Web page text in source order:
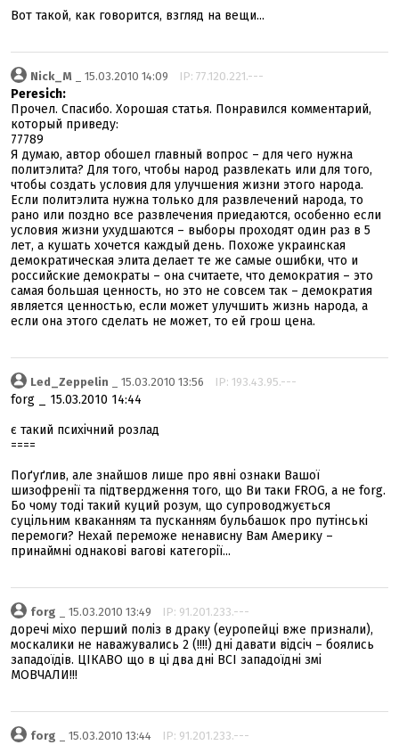
Вот такой, как говорится, взгляд на вещи...
Nick_M _ 15.03.2010 14:09 IP: 77.120.221.---
Peresich:
Прочел. Спасибо. Хорошая статья. Понравился комментарий,
который приведу:
77789
Я думаю, автор обошел главный вопрос – для чего нужна
политэлита? Для того, чтобы народ развлекать или для того,
чтобы создать условия для улучшения жизни этого народа.
Если политэлита нужна только для развлечений народа, то
рано или поздно все развлечения приедаются, особенно если
условия жизни ухудшаются – выборы проходят один раз в 5
лет, а кушать хочется каждый день. Похоже украинская
демократическая элита делает те же самые ошибки, что и
российские демократы – она считаете, что демократия – это
самая большая ценность, но это не совсем так – демократия
является ценностью, если может улучшить жизнь народа, а
если она этого сделать не может, то ей грош цена.
Led_Zeppelin _ 15.03.2010 13:56 IP: 193.43.95.---
forg _ 15.03.2010 14:44
є такий психічний розлад
====
Поґуґлив, але знайшов лише про явні ознаки Вашої
шизофренії та підтвердження того, що Ви таки FROG, а не forg.
Бо чому тоді такий куций розум, що супроводжується
суцільним кваканням та пусканням бульбашок про путінські
перемоги? Нехай переможе ненависну Вам Америку –
принаймні однакові вагові категорії...
forg _ 15.03.2010 13:49 IP: 91.201.233.---
доречі міхо перший поліз в драку (еуропейці вже признали),
москалики не наважувались 2 (!!!!) дні давати відсіч – боялись
западоїдів. ЦІКАВО що в ці два дні ВСІ западоїдні змі
МОВЧАЛИ!!!
forg _ 15.03.2010 13:44 IP: 91.201.233.---